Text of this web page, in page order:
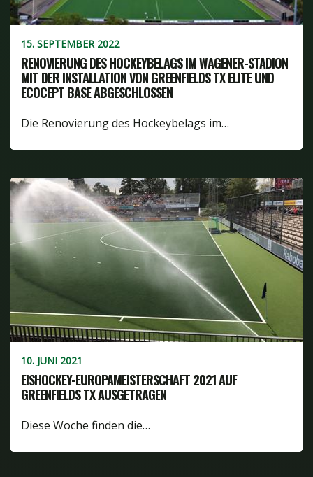
15. SEPTEMBER 2022
RENOVIERUNG DES HOCKEYBELAGS IM WAGENER-STADION
MIT DER INSTALLATION VON GREENFIELDS TX ELITE UND
ECOCEPT BASE ABGESCHLOSSEN
Die Renovierung des Hockeybelags im…
10. JUNI 2021
EISHOCKEY-EUROPAMEISTERSCHAFT 2021 AUF
GREENFIELDS TX AUSGETRAGEN
Diese Woche finden die…